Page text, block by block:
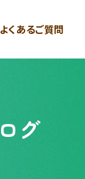
よくあるご質問
グ